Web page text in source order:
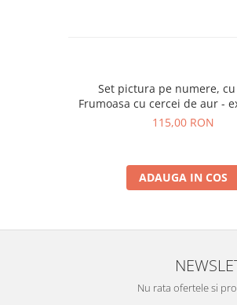
Set pictura pe numere,
Frumoasa cu cercei de aur -
metalizate, 40x50 cm
115,00 RON
ADAUGA IN COS
Nu rata ofertele si